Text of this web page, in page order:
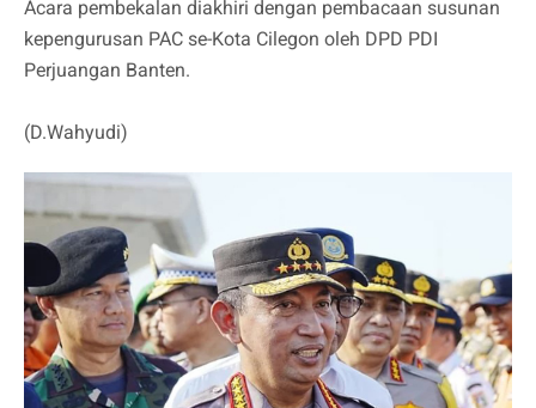
Acara pembekalan diakhiri dengan pembacaan susunan
kepengurusan PAC se-Kota Cilegon oleh DPD PDI
Perjuangan Banten.
(D.Wahyudi)